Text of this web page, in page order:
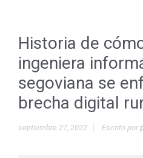
Historia de
ingeniera
segoviana se
brecha digital
septiembre 27, 2022 Escrito por